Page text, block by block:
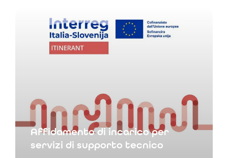
Affidamento di incarico per
servizi di supporto tecnico